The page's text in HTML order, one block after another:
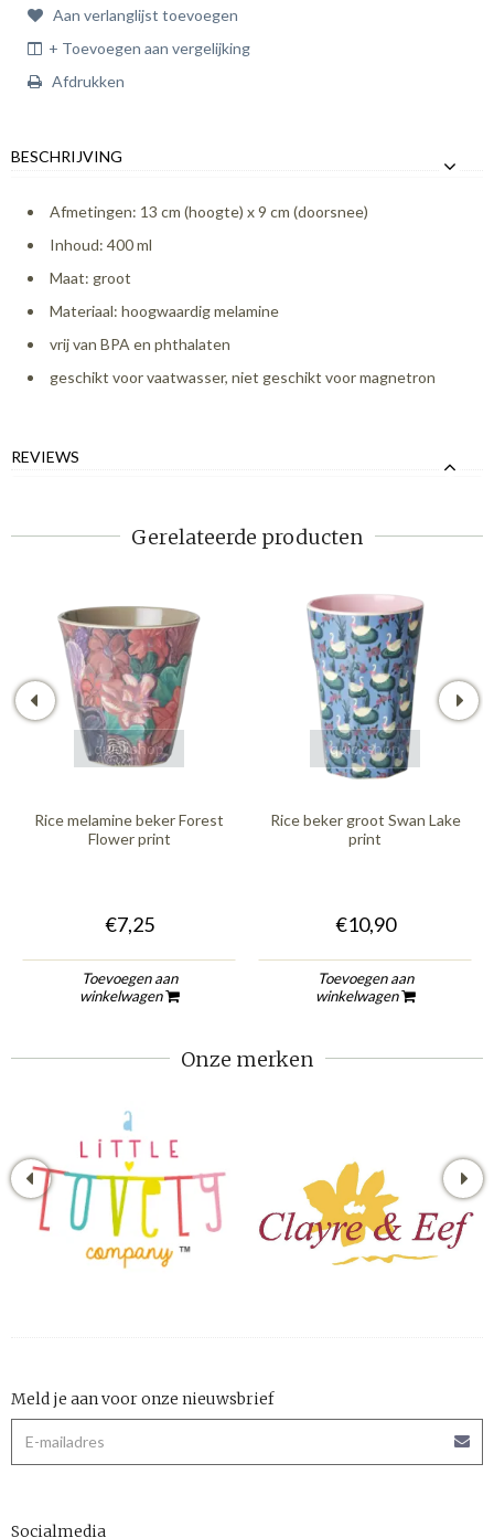
Aan verlanglijst toevoegen
+ Toevoegen aan vergelijking
Afdrukken
BESCHRIJVING
Afmetingen: 13 cm (hoogte) x 9 cm (doorsnee)
Inhoud: 400 ml
Maat: groot
Materiaal: hoogwaardig melamine
vrij van BPA en phthalaten
geschikt voor vaatwasser, niet geschikt voor magnetron
REVIEWS
Gerelateerde producten
quickshop
Rice melamine beker Forest
Flower print
€7,25
Toevoegen aan
winkelwagen
quickshop
Rice beker groot Swan Lake
print
€10,90
Toevoegen aan
winkelwagen
Onze merken
Meld je aan voor onze nieuwsbrief
Socialmedia